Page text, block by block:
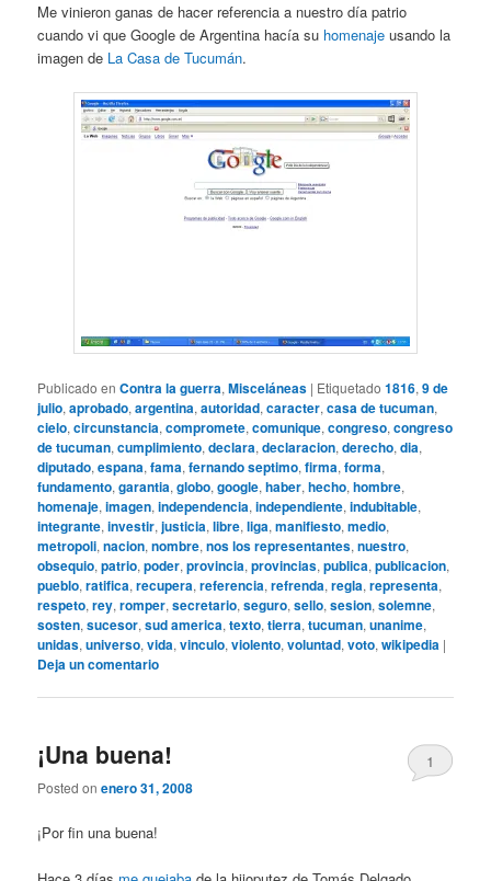
Me vinieron ganas de hacer referencia a nuestro día patrio
cuando vi que Google de Argentina hacía su homenaje usando la
imagen de La Casa de Tucumán.
Publicado en Contra la guerra,Misceláneas | Etiquetado 1816,9 de
julio,aprobado,argentina,autoridad,caracter,casa de tucuman,
cielo,circunstancia,compromete,comunique,congreso,congreso
de tucuman,cumplimiento,declara,declaracion,derecho,dia,
diputado,espana,fama,fernando septimo,firma,forma,
fundamento,garantia,globo,google,haber,hecho,hombre,
homenaje,imagen,independencia,independiente,indubitable,
integrante,investir,justicia,libre,liga,manifiesto,medio,
metropoli,nacion,nombre,nos los representantes,nuestro,
obsequio,patrio,poder,provincia,provincias,publica,publicacion,
pueblo,ratifica,recupera,referencia,refrenda,regla,representa,
respeto,rey,romper,secretario,seguro,sello,sesion,solemne,
sosten,sucesor,sud america,texto,tierra,tucuman,unanime,
unidas,universo,vida,vinculo,violento,voluntad,voto,wikipedia |
Deja un comentario
¡Una buena!
Posted onenero 31, 2008
1
¡Por fin una buena!